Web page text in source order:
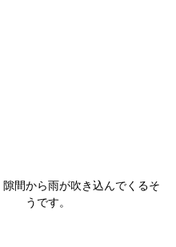
隙間から雨が吹き込んでくるそ
うです。